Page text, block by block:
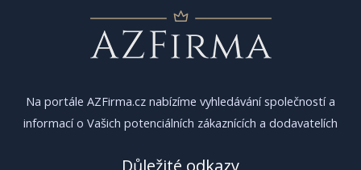
Na portále AZFirma.cz nabízíme vyhledávání společností a
informací o Vašich potenciálních zákaznících a dodavatelích
Důležité odkazy